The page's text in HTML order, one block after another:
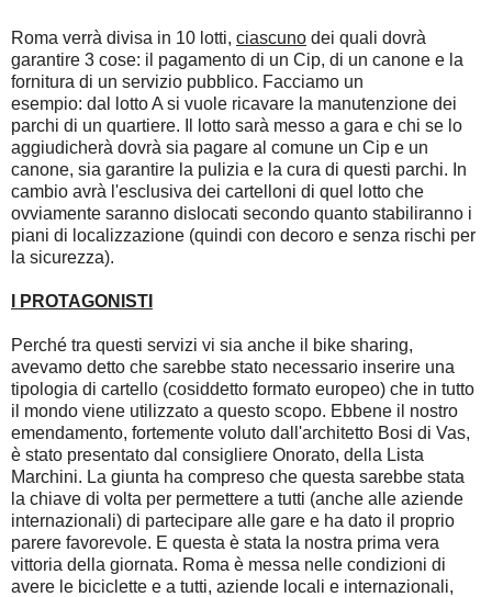
Roma verrà divisa in 10 lotti, ciascuno dei quali dovrà
garantire 3 cose: il pagamento di un Cip, di un canone e la
fornitura di un servizio pubblico. Facciamo un
esempio: dal lotto A si vuole ricavare la manutenzione dei
parchi di un quartiere. Il lotto sarà messo a gara e chi se lo
aggiudicherà dovrà sia pagare al comune un Cip e un
canone, sia garantire la pulizia e la cura di questi parchi. In
cambio avrà l'esclusiva dei cartelloni di quel lotto che
ovviamente saranno dislocati secondo quanto stabiliranno i
piani di localizzazione (quindi con decoro e senza rischi per
la sicurezza).
I PROTAGONISTI
Perché tra questi servizi vi sia anche il bike sharing,
avevamo detto che sarebbe stato necessario inserire una
tipologia di cartello (cosiddetto formato europeo) che in tutto
il mondo viene utilizzato a questo scopo. Ebbene il nostro
emendamento, fortemente voluto dall'architetto Bosi di Vas,
è stato presentato dal consigliere Onorato, della Lista
Marchini. La giunta ha compreso che questa sarebbe stata
la chiave di volta per permettere a tutti (anche alle aziende
internazionali) di partecipare alle gare e ha dato il proprio
parere favorevole. E questa è stata la nostra prima vera
vittoria della giornata. Roma è messa nelle condizioni di
avere le biciclette e a tutti, aziende locali e internazionali,